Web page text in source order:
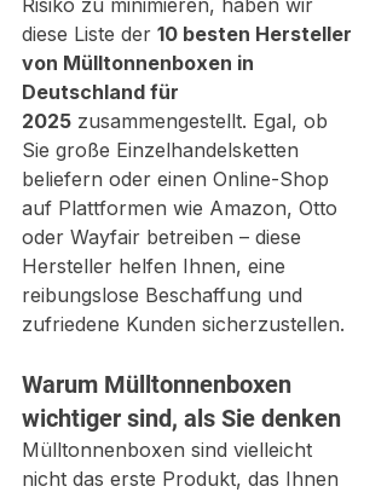
diese Liste der 10 besten Hersteller
von Mülltonnenboxen in
Deutschland für
2025 zusammengestellt. Egal, ob
Sie große Einzelhandelsketten
beliefern oder einen Online-Shop
auf Plattformen wie Amazon, Otto
oder Wayfair betreiben – diese
Hersteller helfen Ihnen, eine
reibungslose Beschaffung und
zufriedene Kunden sicherzustellen.
Warum Mülltonnenboxen
wichtiger sind, als Sie denken
Mülltonnenboxen sind vielleicht
nicht das erste Produkt, das Ihnen